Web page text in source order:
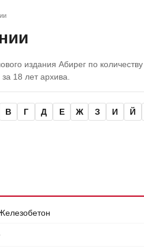
издания Абирег по
18 лет архива.
В Г Д Е Ж З И Й